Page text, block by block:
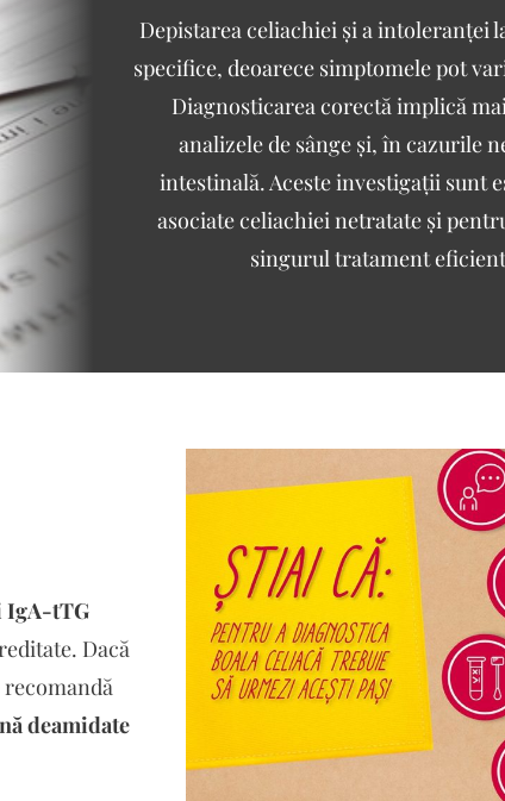
Depistarea celiachiei și a intoleranței
specifice, deoarece simptomele pot
Diagnosticarea corectă implică
analizele de sânge și, în cazurile
intestinală. Aceste investigații sunt
asociate celiachiei netratate și
singurul tratament
IgA-tTG
Dacă
deamidate